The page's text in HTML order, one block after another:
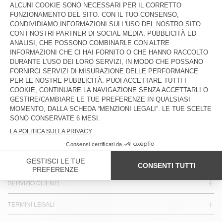
€ 100
€ 70
MAGLIONE DONNA YANBAY
€ 115
PAESE/REGIONE : ITALIA
LINGUA :
ACCESSIBILITÀ
JOIN US
SERVIZIO CLIENTI
TERMINI LEGALI